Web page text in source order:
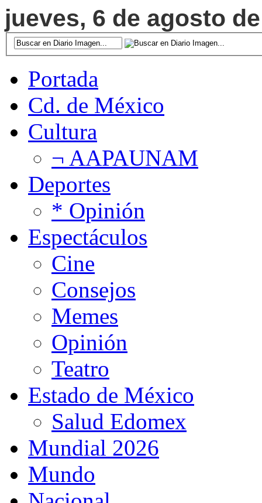
jueves, 6 de agosto
Portada
Cd. de México
Cultura
¬ AAPAUNAM
Deportes
* Opinión
Espectáculos
Cine
Consejos
Memes
Opinión
Teatro
Estado de México
Salud Edomex
Mundial 2026
Mundo